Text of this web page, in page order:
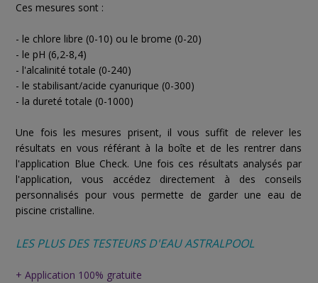
Ces mesures sont :
- le chlore libre (0-10) ou le brome (0-20)
- le pH (6,2-8,4)
- l'alcalinité totale (0-240)
- le stabilisant/acide cyanurique (0-300)
- la dureté totale (0-1000)
Une fois les mesures prisent, il vous suffit de relever les
résultats en vous référant à la boîte et de les rentrer dans
l'application Blue Check. Une fois ces résultats analysés par
l'application, vous accédez directement à des conseils
personnalisés pour vous permette de garder une eau de
piscine cristalline.
LES PLUS DES TESTEURS D'EAU ASTRALPOOL
+ Application 100% gratuite